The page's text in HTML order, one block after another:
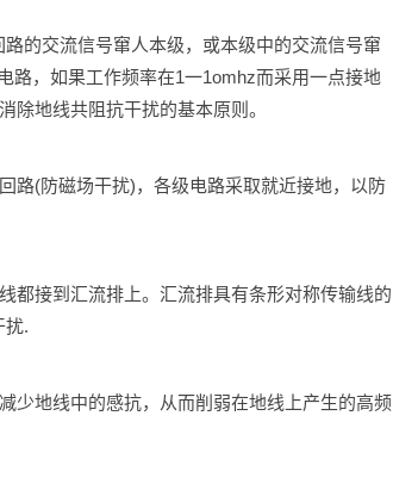
的交流信号窜人本级，或本级中的交流信号窜
路，如果工作频率在1一1omhz而采用一点接地
除地线共阻抗干扰的基本原则。
路(防磁场干扰)，各级电路采取就近接地，以防
都接到汇流排上。汇流排具有条形对称传输线的
扰.
少地线中的感抗，从而削弱在地线上产生的高频